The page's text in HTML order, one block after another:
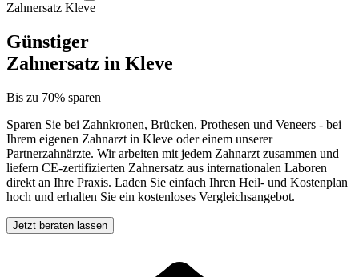
Zahnersatz Kleve
Günstiger
Zahnersatz in Kleve
Bis zu 70% sparen
Sparen Sie bei Zahnkronen, Brücken, Prothesen und Veneers - bei
Ihrem eigenen Zahnarzt in Kleve oder einem unserer
Partnerzahnärzte. Wir arbeiten mit jedem Zahnarzt zusammen und
liefern CE-zertifizierten Zahnersatz aus internationalen Laboren
direkt an Ihre Praxis. Laden Sie einfach Ihren Heil- und Kostenplan
hoch und erhalten Sie ein kostenloses Vergleichsangebot.
Jetzt beraten lassen